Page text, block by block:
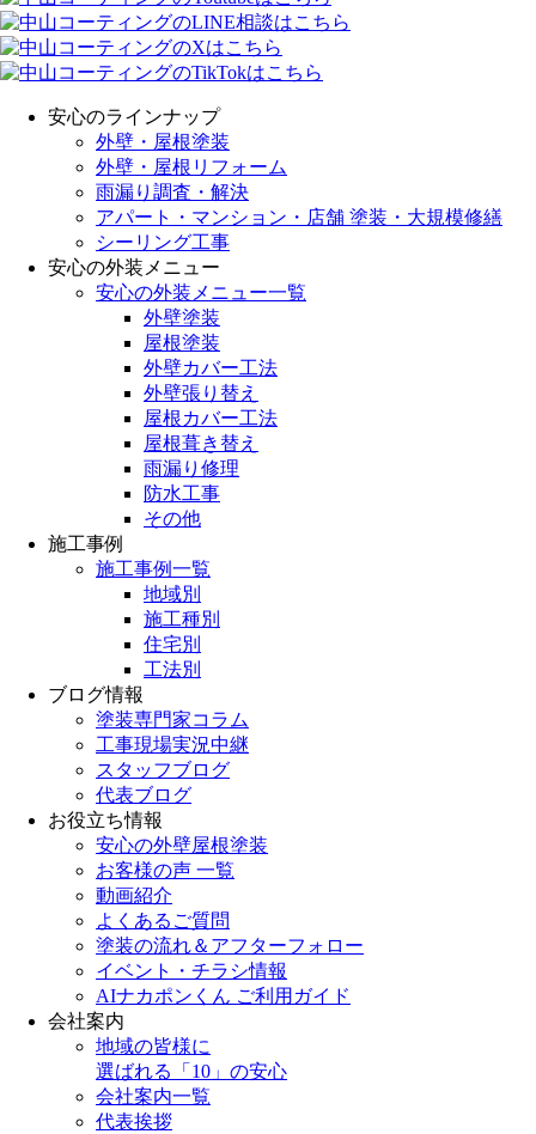
安心のラインナップ
外壁・屋根塗装
外壁・屋根リフォーム
雨漏り調査・解決
アパート・マンション・店舗 塗装・大規模修繕
シーリング工事
安心の外装メニュー
安心の外装メニュー一覧
外壁塗装
屋根塗装
外壁カバー工法
外壁張り替え
屋根カバー工法
屋根葺き替え
雨漏り修理
防水工事
その他
施工事例
施工事例一覧
地域別
施工種別
住宅別
工法別
ブログ情報
塗装専門家コラム
工事現場実況中継
スタッフブログ
代表ブログ
お役立ち情報
安心の外壁屋根塗装
お客様の声 一覧
動画紹介
よくあるご質問
塗装の流れ＆アフターフォロー
イベント・チラシ情報
AIナカポンくん ご利用ガイド
会社案内
地域の皆様に
選ばれる「10」の安心
会社案内一覧
代表挨拶